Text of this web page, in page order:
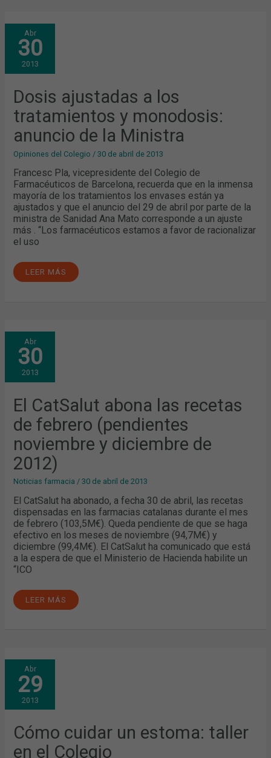
Abr
30
2013
Dosis ajustadas a los
tratamientos y monodosis:
anuncio de la Ministra
Opiniones del Colegio /30 de abril de 2013
Francesc Pla, vicepresidente del Colegio de
Farmacéuticos de Barcelona, recuerda que en la inmensa
mayoría de los tratamientos los envases están ya
ajustados y que el anuncio del 29 de abril por parte de la
ministra de Sanidad Ana Mato corresponde a un ajuste
más . “Los farmacéuticos estamos a favor de racionalizar
el uso
DOSIS
AJUSTADAS
A
LOS
TRATAMIENTOS
Y
MONODOSIS:
LA
MINISTRA
LEER MÁS
Abr
30
2013
El CatSalut abona las recetas
de febrero (pendientes
noviembre y diciembre de
2012)
Noticias farmacia /30 de abril de 2013
El CatSalut ha abonado, a fecha 30 de abril, las recetas
dispensadas en las farmacias catalanas durante el mes
de febrero (103,5M€). Queda pendiente de que se haga
efectivo en los meses de noviembre (94,7M€) y
diciembre (99,4M€). El CatSalut ha comunicado que está
a la espera de que el Ministerio de Hacienda habilite un
“ICO
EL
CATSALUT
ABONA
LAS
RECETAS
DE
FEBRERO
NOVIEMBRE
DICIEMBRE
DE
2012)
LEER MÁS
Abr
29
2013
Cómo cuidar un estoma: taller
en el Colegio
CÓMO
CUIDAR
UN
ESTOMA:
TALLER
EN
EL